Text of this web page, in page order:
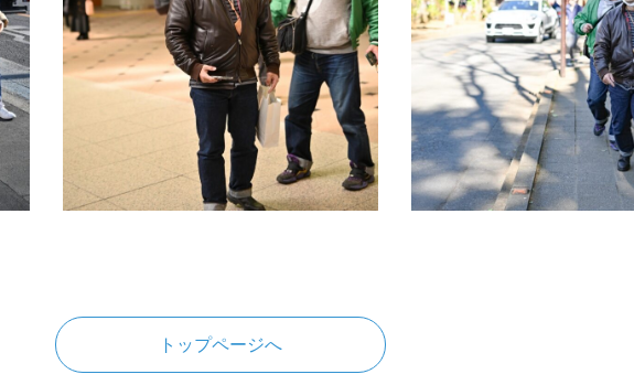
トップページへ